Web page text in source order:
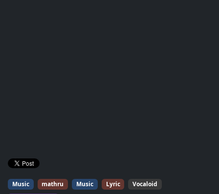
Music mathru Music Lyric
Vocaloid